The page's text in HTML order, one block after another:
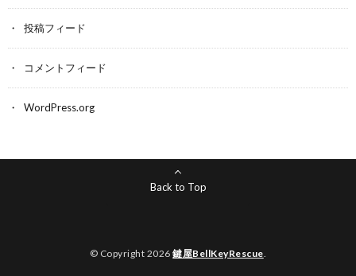
投稿フィード
コメントフィード
WordPress.org
Back to Top
© Copyright 2026鍵屋BellKeyRescue.